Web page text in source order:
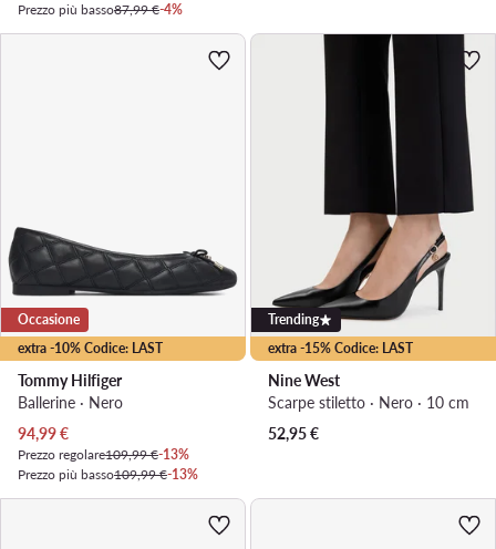
Prezzo più basso87,99 €-4%
extra -10% Codice: LAST
Occasione
Tommy Hilfiger
Ballerine · Nero
Prezzo attuale
94,99€
Prezzo regolare109,99 €-13%
Prezzo più basso109,99 €-13%
extra -15% Codice: LAST
Trending
Nine West
Scarpe stiletto · Nero · 10 cm
52,95€